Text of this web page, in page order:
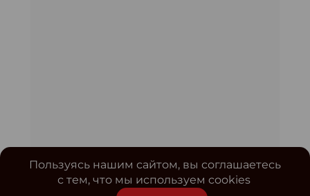
Пользуясь нашим сайтом, вы соглашаетесь
с тем, что мы используем cookies